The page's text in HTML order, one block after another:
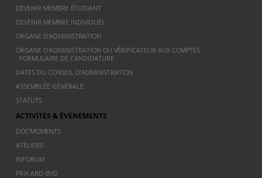
DEVENIR MEMBRE ÉTUDIANT
DEVENIR MEMBRE INDIVIDUEL
ORGANE D’ADMINISTRATION
ORGANE D’ADMINISTRATION OU VÉRIFICATEUR AUX COMPTES
: FORMULAIRE DE CANDIDATURE
DATES DU CONSEIL D’ADMINISTRATION
ASSEMBLÉE GÉNÉRALE
STATUTS
ACTIVITÉS & ÉVÈNEMENTS
DOC’MOMENTS
ATELIERS
INFORUM
PRIX ABD-BVD